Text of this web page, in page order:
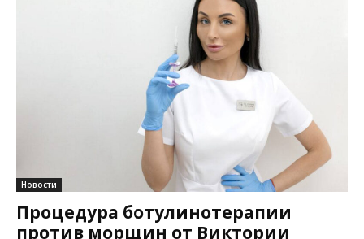
Новости
Процедура ботулинотерапии
против морщин от Виктории